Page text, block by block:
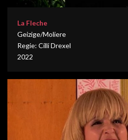
La Fleche
Geizige/Moliere
Regie: Cilli Drexel
2022